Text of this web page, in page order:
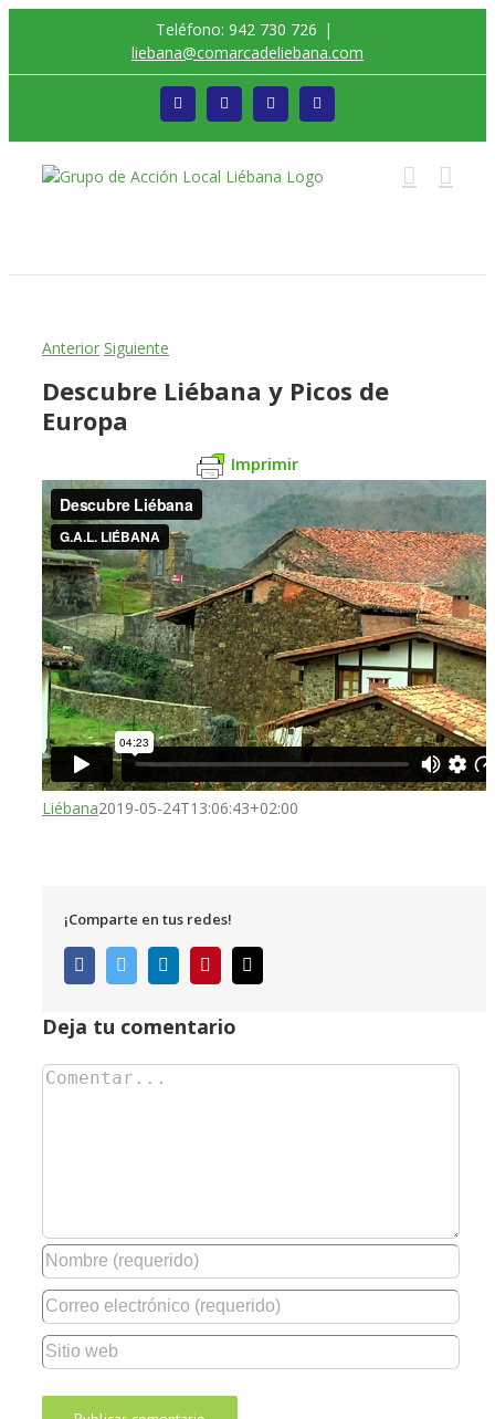
Teléfono: 942 730 726 |
liebana@comarcadeliebana.com
Facebook Twitter Instagram
Anterior Siguiente
Descubre Liébana y Picos de
Europa
Imprimir
Liébana2019-05-24T13:06:43+02:00
¡Comparte en tus redes!
FacebookTwitter LinkedInPinterest
electrónico
Deja tu comentario
Comentar